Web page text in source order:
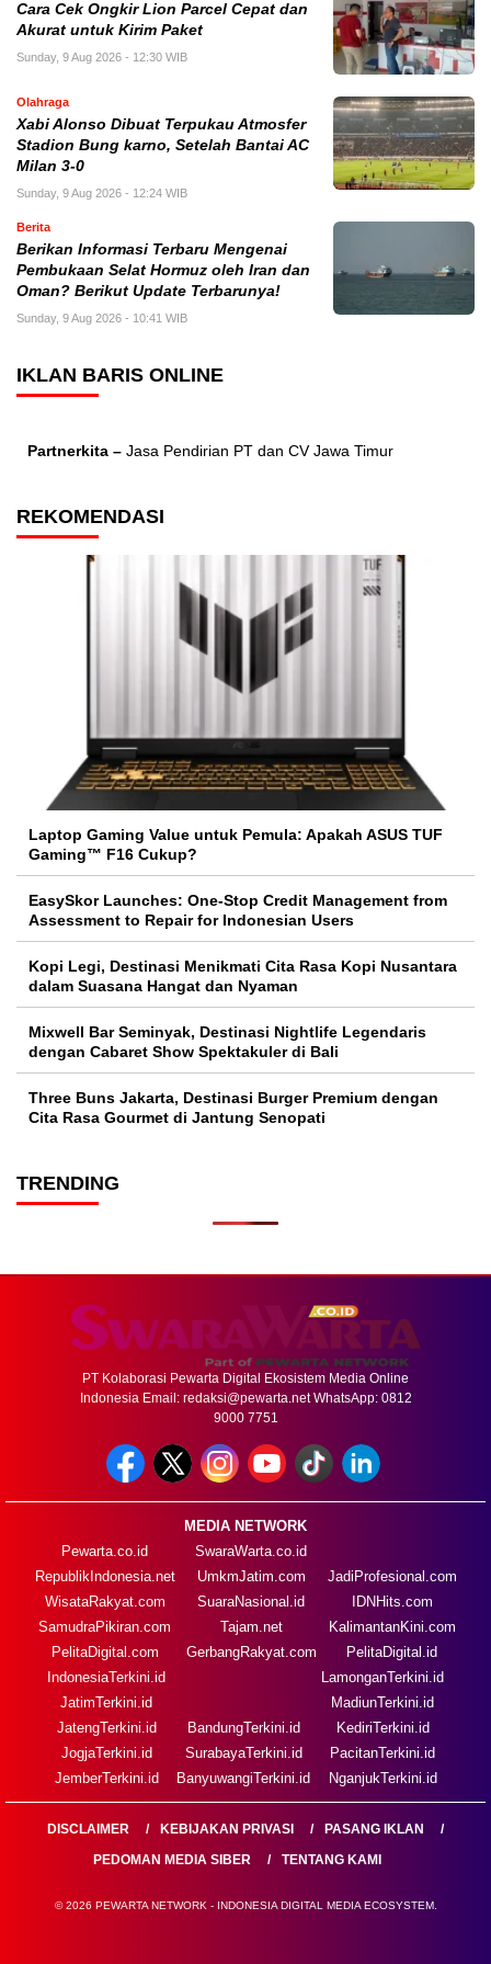
Cara Cek Ongkir Lion Parcel Cepat dan
Akurat untuk Kirim Paket
Sunday, 9 Aug 2026 - 12:30 WIB
Olahraga
Xabi Alonso Dibuat Terpukau Atmosfer
Stadion Bung karno, Setelah Bantai AC
Milan 3-0
Sunday, 9 Aug 2026 - 12:24 WIB
Berita
Berikan Informasi Terbaru Mengenai
Pembukaan Selat Hormuz oleh Iran dan
Oman? Berikut Update Terbarunya!
Sunday, 9 Aug 2026 - 10:41 WIB
IKLAN BARIS ONLINE
Partnerkita – Jasa Pendirian PT dan CV Jawa Timur
REKOMENDASI
Laptop Gaming Value untuk Pemula: Apakah ASUS TUF
Gaming™ F16 Cukup?
EasySkor Launches: One-Stop Credit Management from
Assessment to Repair for Indonesian Users
Kopi Legi, Destinasi Menikmati Cita Rasa Kopi Nusantara
dalam Suasana Hangat dan Nyaman
Mixwell Bar Seminyak, Destinasi Nightlife Legendaris
dengan Cabaret Show Spektakuler di Bali
Three Buns Jakarta, Destinasi Burger Premium dengan
Cita Rasa Gourmet di Jantung Senopati
TRENDING
PT Kolaborasi Pewarta Digital Ekosistem Media Online
Indonesia Email: redaksi@pewarta.netWhatsApp: 0812
9000 7751
MEDIA NETWORK
Pewarta.co.id
RepublikIndonesia.net
WisataRakyat.com
SamudraPikiran.com
PelitaDigital.com
SwaraWarta.co.id
UmkmJatim.com
SuaraNasional.id
Tajam.net
GerbangRakyat.com
JadiProfesional.com
IDNHits.com
KalimantanKini.com
PelitaDigital.id
IndonesiaTerkini.id
JatimTerkini.id
JatengTerkini.id
JogjaTerkini.id
JemberTerkini.id
BandungTerkini.id
SurabayaTerkini.id
BanyuwangiTerkini.id
LamonganTerkini.id
MadiunTerkini.id
KediriTerkini.id
PacitanTerkini.id
NganjukTerkini.id
DISCLAIMER KEBIJAKAN PRIVASI
PASANG IKLAN
PEDOMAN MEDIA SIBER
TENTANG KAMI
© 2026 PEWARTA NETWORK - INDONESIA DIGITAL MEDIA ECOSYSTEM.